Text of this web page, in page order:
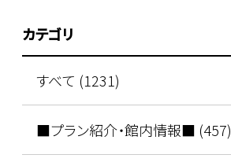
カテゴリ
すべて (1231)
■プラン紹介・館内情報■ (457)